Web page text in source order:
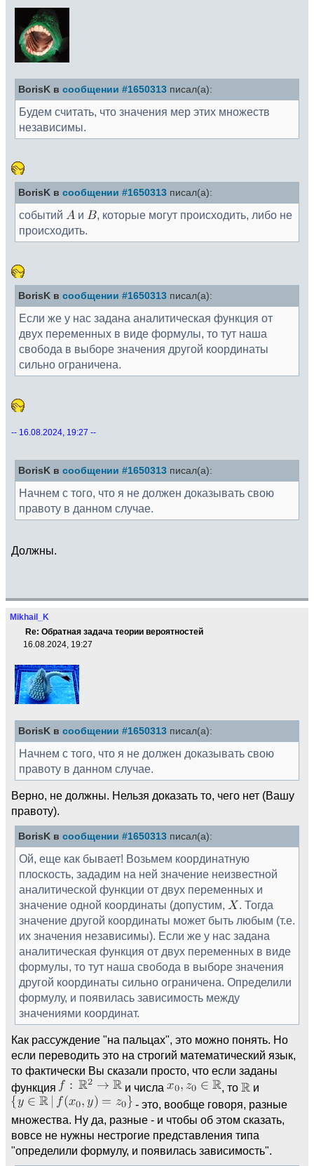
BorisK в сообщении #1650313 писал(а):
Будем считать, что значения мер этих множеств
независимы.
BorisK в сообщении #1650313 писал(а):
событий и
, которые могут происходить, либо не
происходить.
BorisK в сообщении #1650313 писал(а):
Если же у нас задана аналитическая функция от
двух переменных в виде формулы, то тут наша
свобода в выборе значения другой координаты
сильно ограничена.
-- 16.08.2024, 19:27 --
BorisK в сообщении #1650313 писал(а):
Начнем с того, что я не должен доказывать свою
правоту в данном случае.
Должны.
Mikhail_K
Re: Обратная задача теории вероятностей
16.08.2024, 19:27
BorisK в сообщении #1650313 писал(а):
Начнем с того, что я не должен доказывать свою
правоту в данном случае.
Верно, не должны. Нельзя доказать то, чего нет (Вашу
правоту).
BorisK в сообщении #1650313 писал(а):
Ой, еще как бывает! Возьмем координатную
плоскость, зададим на ней значение неизвестной
аналитической функции от двух переменных и
значение одной координаты (допустим,
. Тогда
значение другой координаты может быть любым (т.е.
их значения независимы). Если же у нас задана
аналитическая функция от двух переменных в виде
формулы, то тут наша свобода в выборе значения
другой координаты сильно ограничена. Определили
формулу, и появилась зависимость между
значениями координат.
Как рассуждение "на пальцах", это можно понять. Но
если переводить это на строгий математический язык,
то фактически Вы сказали просто, что если заданы
функция
и числа , то
и
- это, вообще говоря, разные
множества. Ну да, разные - и чтобы об этом сказать,
вовсе не нужны нестрогие представления типа
"определили формулу, и появилась зависимость".